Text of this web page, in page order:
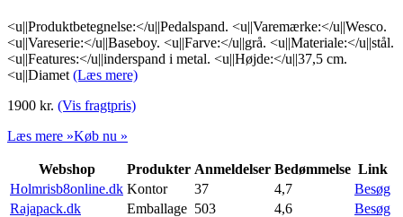
<u||Produktbetegnelse:</u||Pedalspand. <u||Varemærke:</u||Wesco.
<u||Vareserie:</u||Baseboy. <u||Farve:</u||grå. <u||Materiale:</u||stål.
<u||Features:</u||inderspand i metal. <u||Højde:</u||37,5 cm.
<u||Diamet (Læs mere)
1900 kr. (Vis fragtpris)
Læs mere »Køb nu »
Webshop Produkter Anmeldelser Bedømmelse Link
Holmrisb8online.dk Kontor 37 4,7
Besøg
Rajapack.dk
Emballage 503 4,6
Besøg